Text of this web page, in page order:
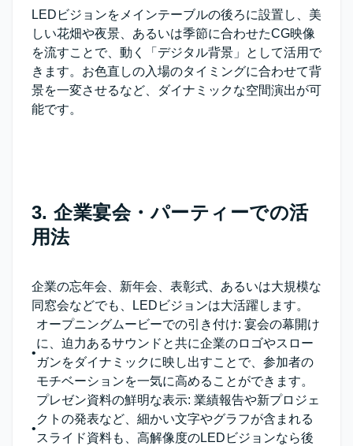
LEDビジョンをメインテーブルの後ろに設置し、美
しい花畑や夜景、あるいは季節に合わせたCG映像
を流すことで、動く「デジタル背景」として活用で
きます。お色直しの入場のタイミングに合わせて背
景を一変させるなど、ダイナミックな空間演出が可
能です。
3. 企業宴会・パーティーでの活
用法
企業の忘年会、新年会、表彰式、あるいは大規模な
同窓会などでも、LEDビジョンは大活躍します。
•
オープニングムービーでの引き付け: 宴会の幕開け
に、迫力あるサウンドと共に企業のロゴやスロー
ガンをダイナミックに映し出すことで、参加者の
モチベーションを一気に高めることができます。
•
プレゼン資料の鮮明な表示: 業績報告や新プロジェ
クトの発表など、細かい文字やグラフが含まれる
スライド資料も、高解像度のLEDビジョンなら後